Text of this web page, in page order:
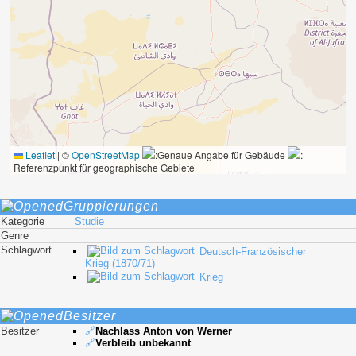
Leaflet | ©OpenStreetMap :Genaue Angabe für Gebäude
:
Referenzpunkt für geographische Gebiete
Gruppierungen
Kategorie
Studie
Genre
Schlagwort
Deutsch-Französischer
Krieg (1870/71)
Krieg
Besitzer
Besitzer 🔗Nachlass Anton von Werner
🔗Verbleib unbekannt